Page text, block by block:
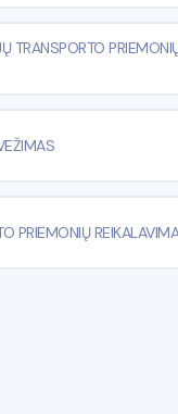
TRANSPORTO
PRIEMONIŲ